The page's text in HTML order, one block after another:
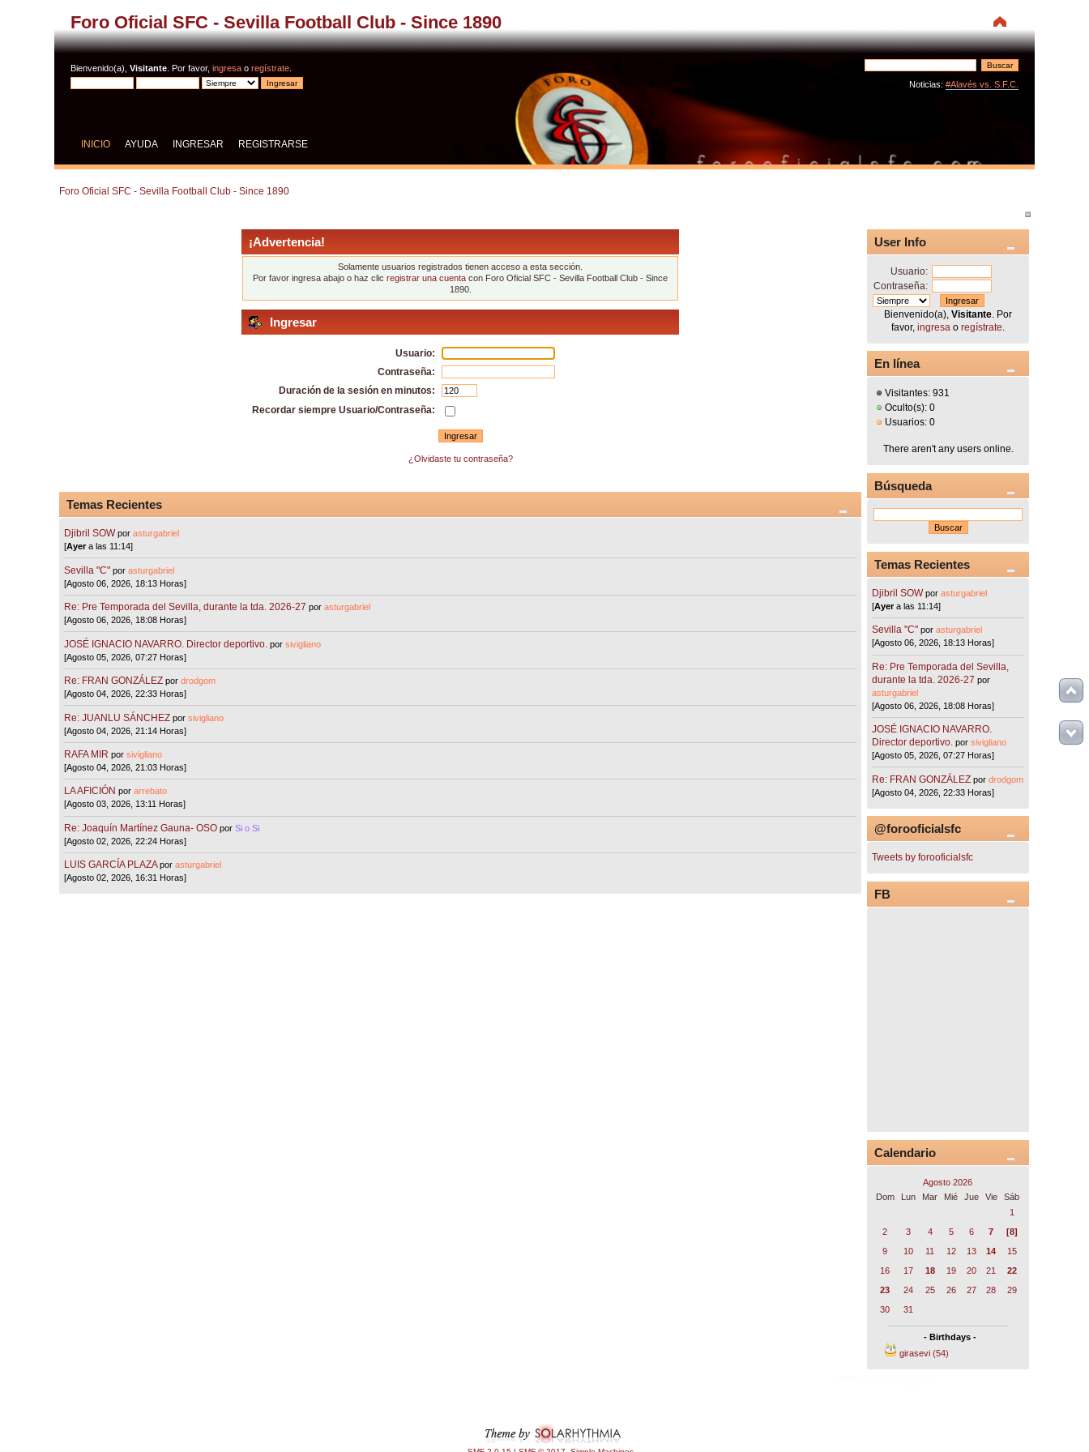
Foro Oficial SFC - Sevilla Football Club - Since 1890
Bienvenido(a),Visitante . Por favor,ingresa oregístrate
Noticias: #Alavés vs. S.F.C.
INICIO AYUDA INGRESAR REGISTRARSE
Foro Oficial SFC - Sevilla Football Club - Since 1890
¡Advertencia!
Solamente usuarios registrados tienen acceso a esta sección.
Por favor ingresa abajo o haz clicregistrar una cuenta con Foro Oficial SFC - Sevilla Football Club - Since
1890.
Ingresar
Usuario:
Contraseña:
Duración de la sesión en minutos:
Recordar siempre Usuario/Contraseña:
¿Olvidaste tu contraseña?
Temas Recientes
Djibril SOW porasturgabriel
[Ayera las 11:14]
Sevilla "C"porasturgabriel
[Agosto 06, 2026, 18:13 Horas]
Re: Pre Temporada del Sevilla, durante la tda. 2026-27 porasturgabriel
[Agosto 06, 2026, 18:08 Horas]
JOSÉ IGNACIO NAVARRO. Director deportivo. porsivigliano
[Agosto 05, 2026, 07:27 Horas]
Re: FRAN GONZÁLEZ pordrodgom
[Agosto 04, 2026, 22:33 Horas]
Re: JUANLU SÁNCHEZ porsivigliano
[Agosto 04, 2026, 21:14 Horas]
RAFA MIR porsivigliano
[Agosto 04, 2026, 21:03 Horas]
LA AFICIÓN porarrebato
[Agosto 03, 2026, 13:11 Horas]
Re: Joaquín Martínez Gauna- OSO porSi o Si
[Agosto 02, 2026, 22:24 Horas]
LUIS GARCÍA PLAZA porasturgabriel
[Agosto 02, 2026, 16:31 Horas]
User Info
Usuario:
Contraseña:
Bienvenido(a),Visitante . Por
favor,ingresa oregístrate
En línea
Visitantes: 931
Oculto(s): 0
Usuarios: 0
There aren't any users online.
Búsqueda
Temas Recientes
Djibril SOW porasturgabriel
[Ayera las 11:14]
Sevilla "C"porasturgabriel
[Agosto 06, 2026, 18:13 Horas]
Re: Pre Temporada del Sevilla,
durante la tda. 2026-27 por
asturgabriel
[Agosto 06, 2026, 18:08 Horas]
JOSÉ IGNACIO NAVARRO.
Director deportivo. porsivigliano
[Agosto 05, 2026, 07:27 Horas]
Re: FRAN GONZÁLEZ pordrodgom
[Agosto 04, 2026, 22:33 Horas]
@forooficialsfc
Tweets by forooficialsfc
FB
Calendario
Agosto 2026
Dom
Lun Mar Mié Jue Vie
Sáb
1
2
3 4 5 6 7
[8]
9
10 11 12 13 14
15
16
17 18 19 20 21
22
23
24 25 26 27 28
29
30
31
- Birthdays -
girasevi (54)